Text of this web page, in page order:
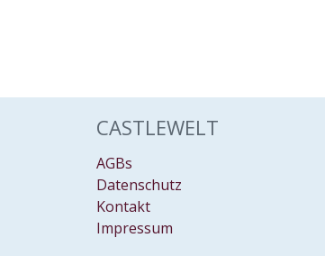
CASTLEWELT
AGBs
Datenschutz
Kontakt
Impressum